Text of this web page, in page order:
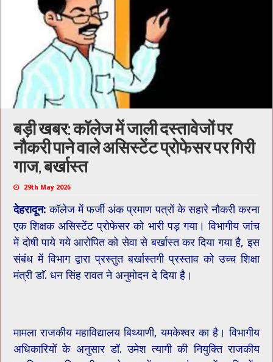
बड़ी खबर: कॉलेज में जाली दस्तावेजों पर
नौकरी पाने वाले असिस्टेंट प्रोफेसर पर गिरी
गाज, बर्खास्त
29th May 2026
देहरादून: कॉलेज में फर्जी अंक प्रमाण पत्रों के सहारे नौकरी करना
एक शिक्षक असिस्टेंट प्रोफेसर को भारी पड़ गया। विभागीय जांच
में दोषी पाये गये आरोपित को सेवा से बर्खास्त कर दिया गया है, इस
संबंध में विभाग द्वारा प्रस्तुत बर्खास्तगी प्रस्ताव को उच्च शिक्षा
मंत्री डाॅ. धन सिंह रावत ने अनुमोदन दे दिया है।
मामला राजकीय महाविद्यालय बिथ्याणी, यमकेश्वर का है। विभागीय
अधिकारियों के अनुसार डॉ. उमेश त्यागी की नियुक्ति राजकीय